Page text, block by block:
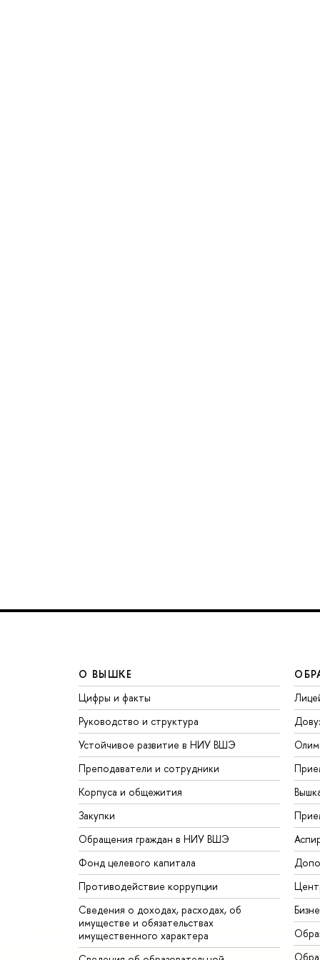
О ВЫШКЕ
Цифры и факты
Руководство и структура
Устойчивое развитие в НИУ ВШЭ
Преподаватели и сотрудники
Корпуса и общежития
Закупки
Обращения граждан в НИУ ВШЭ
Фонд целевого капитала
Противодействие коррупции
Сведения о доходах, расходах, об
имуществе и обязательствах
имущественного характера